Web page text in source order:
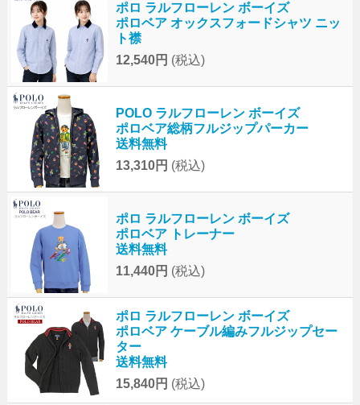
ポロ ラルフローレン ボーイズ
ポロベア オックスフォードシャツ ニッ
ト襟
12,540円 (税込)
POLO ラルフローレン ボーイズ
ポロベア総柄フルジップパーカー
送料無料
13,310円 (税込)
ポロ ラルフローレン ボーイズ
ポロベア トレーナー
送料無料
11,440円 (税込)
ポロ ラルフローレン ボーイズ
ポロベア ケーブル編みフルジップセー
ター
送料無料
15,840円 (税込)